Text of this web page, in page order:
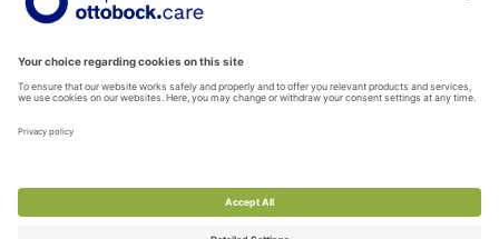
Tietosuojakäytäntö
Privacy Policy
Soittohinnat oman operaattorin matkapuhelin- tai
paikallispuhelumaksun mukaisesti.
Voit tilata kaikkia verkkokuvaston tuotteita myyntipalvelustamme!
Palaute- ja reklamaatiolomake